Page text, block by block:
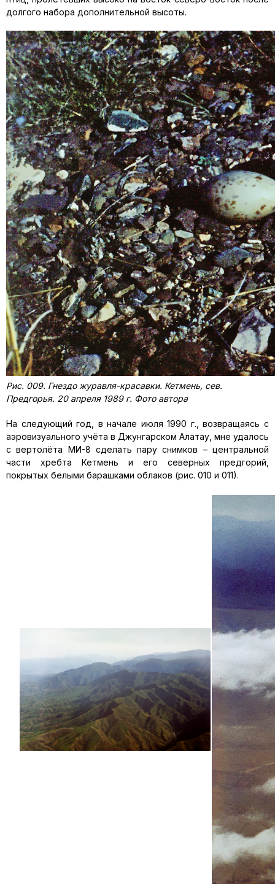
долгого набора дополнительной высоты.
Рис. 009. Гнездо журавля-красавки. Кетмень, сев.
Предгорья. 20 апреля 1989 г. Фото автора
На следующий год, в начале июля 1990 г., возвращаясь с
аэровизуального учёта в Джунгарском Алатау, мне удалось
с вертолёта МИ-8 сделать пару снимков – центральной
части хребта Кетмень и его северных предгорий,
покрытых белыми барашками облаков (рис. 010 и 011).